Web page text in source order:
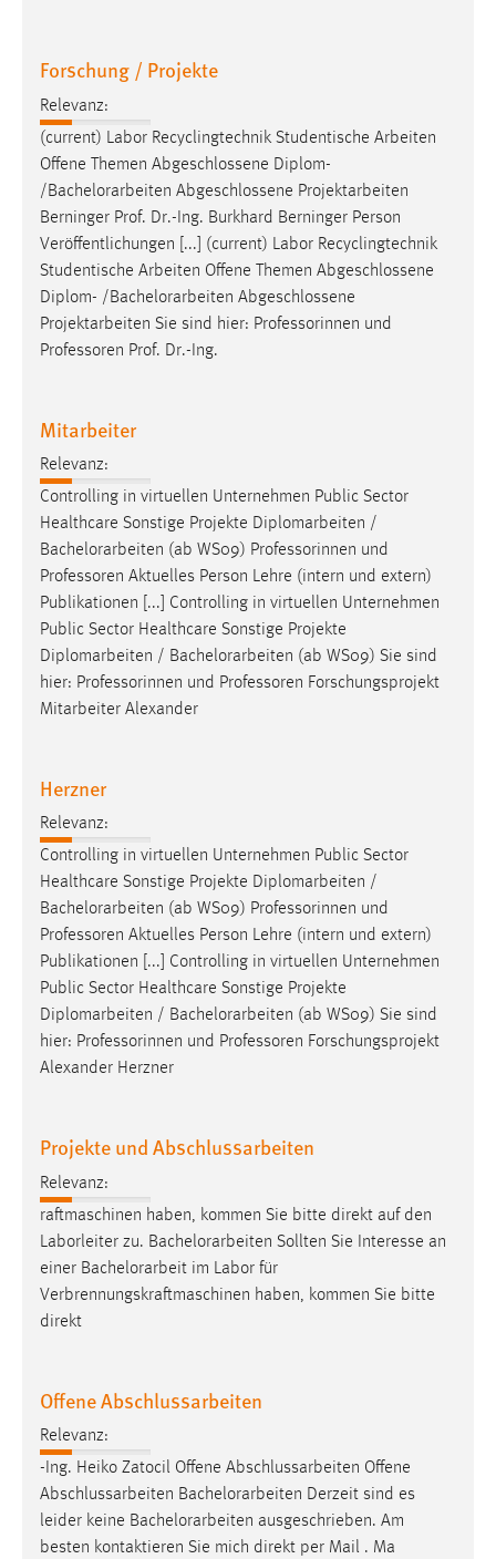
Forschung / Projekte
Relevanz:
(current) Labor Recyclingtechnik Studentische Arbeiten
Offene Themen Abgeschlossene Diplom-
/ Bachelorarbeiten Abgeschlossene Projektarbeiten
Berninger Prof. Dr.-Ing. Burkhard Berninger Person
Veröffentlichungen [...] (current) Labor Recyclingtechnik
Studentische Arbeiten Offene Themen Abgeschlossene
Diplom- / Bachelorarbeiten Abgeschlossene
Projektarbeiten Sie sind hier: Professorinnen und
Professoren Prof. Dr.-Ing.
Mitarbeiter
Relevanz:
Controlling in virtuellen Unternehmen Public Sector
Healthcare Sonstige Projekte Diplomarbeiten /
Bachelorarbeiten (ab WS09) Professorinnen und
Professoren Aktuelles Person Lehre (intern und extern)
Publikationen [...] Controlling in virtuellen Unternehmen
Public Sector Healthcare Sonstige Projekte
Diplomarbeiten / Bachelorarbeiten (ab WS09) Sie sind
hier: Professorinnen und Professoren Forschungsprojekt
Mitarbeiter Alexander
Herzner
Relevanz:
Controlling in virtuellen Unternehmen Public Sector
Healthcare Sonstige Projekte Diplomarbeiten /
Bachelorarbeiten (ab WS09) Professorinnen und
Professoren Aktuelles Person Lehre (intern und extern)
Publikationen [...] Controlling in virtuellen Unternehmen
Public Sector Healthcare Sonstige Projekte
Diplomarbeiten / Bachelorarbeiten (ab WS09) Sie sind
hier: Professorinnen und Professoren Forschungsprojekt
Alexander Herzner
Projekte und Abschlussarbeiten
Relevanz:
raftmaschinen haben, kommen Sie bitte direkt auf den
Laborleiter zu. Bachelorarbeiten Sollten Sie Interesse an
einer Bachelorarbeit im Labor für
Verbrennungskraftmaschinen haben, kommen Sie bitte
direkt
Offene Abschlussarbeiten
Relevanz:
-Ing. Heiko Zatocil Offene Abschlussarbeiten Offene
Abschlussarbeiten Bachelorarbeiten Derzeit sind es
leider keine Bachelorarbeiten ausgeschrieben. Am
besten kontaktieren Sie mich direkt per Mail . Ma
Plattformen anzeigen zu können, werden von diesen
YouTube
Vimeo